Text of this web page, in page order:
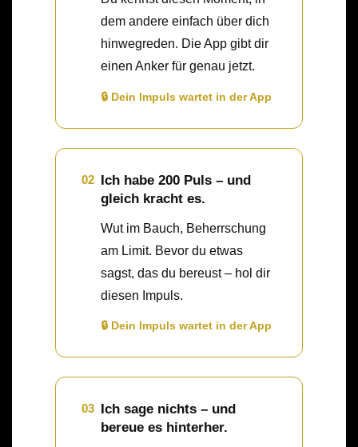
dem andere einfach über dich
hinwegreden. Die App gibt dir
einen Anker für genau jetzt.
🔒 Dein Impuls wartet in der App
02 Ich habe 200 Puls – und
gleich kracht es.
Wut im Bauch, Beherrschung
am Limit. Bevor du etwas
sagst, das du bereust – hol dir
diesen Impuls.
🔒 Dein Impuls wartet in der App
03
Ich sage nichts – und
bereue es hinterher.